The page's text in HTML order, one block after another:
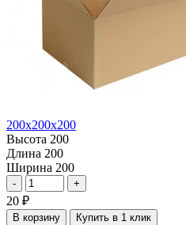
200х200х200
Высота 200
Длина 200
Ширина 200
- +
20 ₽
В корзину Купить в 1 клик